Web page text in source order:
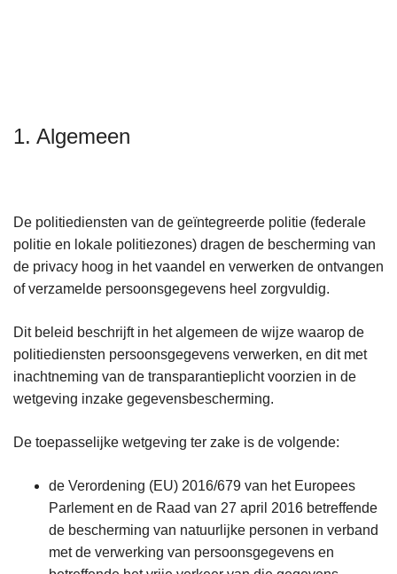
1. Algemeen
De politiediensten van de geïntegreerde politie (federale
politie en lokale politiezones) dragen de bescherming van
de privacy hoog in het vaandel en verwerken de ontvangen
of verzamelde persoonsgegevens heel zorgvuldig.
Dit beleid beschrijft in het algemeen de wijze waarop de
politiediensten persoonsgegevens verwerken, en dit met
inachtneming van de transparantieplicht voorzien in de
wetgeving inzake gegevensbescherming.
De toepasselijke wetgeving ter zake is de volgende:
de Verordening (EU) 2016/679 van het Europees
Parlement en de Raad van 27 april 2016 betreffende
de bescherming van natuurlijke personen in verband
met de verwerking van persoonsgegevens en